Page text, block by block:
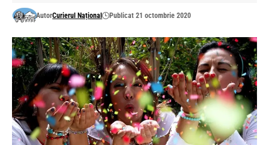
AutorCurierul Național Publicat 21 octombrie 2020